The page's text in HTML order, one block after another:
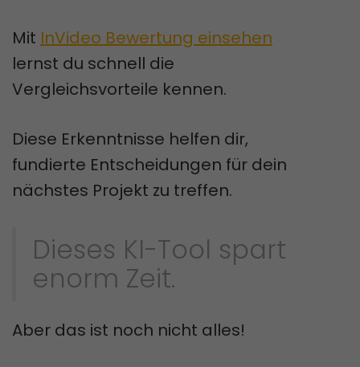
Mit InVideo Bewertung einsehen
lernst du schnell die
Vergleichsvorteile kennen.
Diese Erkenntnisse helfen dir,
fundierte Entscheidungen für dein
nächstes Projekt zu treffen.
Dieses KI-Tool spart
enorm Zeit.
Aber das ist noch nicht alles!